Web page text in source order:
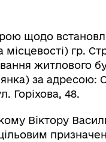
щодо
місцевості) гр.
житлового
за адресою:
Горіхова, 48.
Віктору